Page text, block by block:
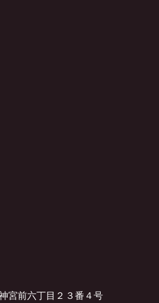
宮前六丁目２３番４号